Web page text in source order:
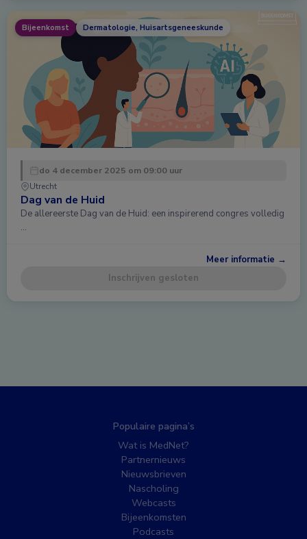
Bijeenkomst Dermatologie, Huisartsgeneeskunde
do 4 december 2025 om 09:00 uur
Utrecht
Dag van de Huid
De allereerste Dag van de Huid: een inspirerend congres volledig
…
Meer informatie →
Inschrijven gesloten
Populaire pagina’s
Wat is MedNet?
Partnernieuws
Nieuwsbrieven
Nascholing
Webcasts
Bijeenkomsten
Podcasts